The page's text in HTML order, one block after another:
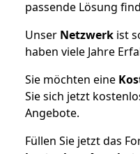
passende Lösung
Unser Netzwerk ist
haben viele Jahre
Sie möchten eine
Sie sich jetzt
Angebote.
Füllen Sie jetzt das